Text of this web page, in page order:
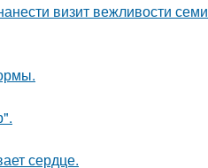
визит вежливости
сердце.